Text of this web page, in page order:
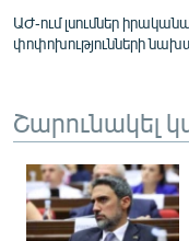
ԱԺ-ում լսումներ
փոփոխությունների
Շարունակել